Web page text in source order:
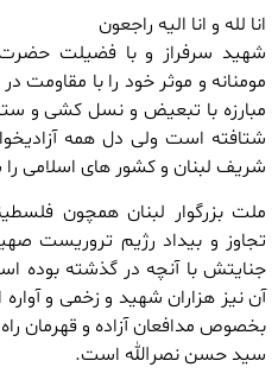
انا لله و انا الیه راجعون
شهید سرفراز و با فضیلت
مومنانه و موثر خود را با مقاومت
مبارزه با تبعیض و نسل کشی و
شتافته است ولی دل همه
شریف لبنان و کشور های اسلامی
ملت بزرگوار لبنان همچون
تجاوز و بیداد رژیم تروریست
جنایتش با آنچه در گذشته
آن نیز هزاران شهید و زخمی و
بخصوص مدافعان آزاده و قهرمان
سید حسن نصرالله است.